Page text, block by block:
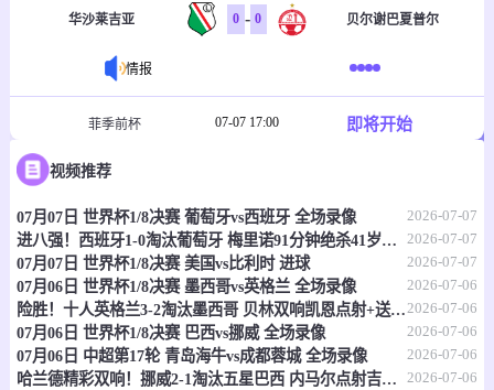
华沙莱吉亚 0 - 0 贝尔谢巴夏普尔
情报
菲季前杯 07-07 17:00 即将开始
塔玛劳斯
情报
澳首超 07-07 17:30 即将开始
莫纳洛黑豹 0 - 0 昆比亚城市
情报
视频推荐
07月07日 世界杯1/8决赛 葡萄牙vs西班牙 全场录像 2026-07-07
进八强！西班牙1-0淘汰葡萄牙 梅里诺91分钟绝杀41岁C罗最后一舞 2026-07-07
07月07日 世界杯1/8决赛 美国vs比利时 进球 2026-07-07
07月06日 世界杯1/8决赛 墨西哥vs英格兰 全场录像 2026-07-06
险胜！十人英格兰3-2淘汰墨西哥 贝林双响凯恩点射+送点宽萨直红 2026-07-06
07月06日 世界杯1/8决赛 巴西vs挪威 全场录像 2026-07-06
07月06日 中超第17轮 青岛海牛vs成都蓉城 全场录像 2026-07-06
哈兰德精彩双响！挪威2-1淘汰五星巴西 内马尔点射吉马良斯失点 2026-07-06